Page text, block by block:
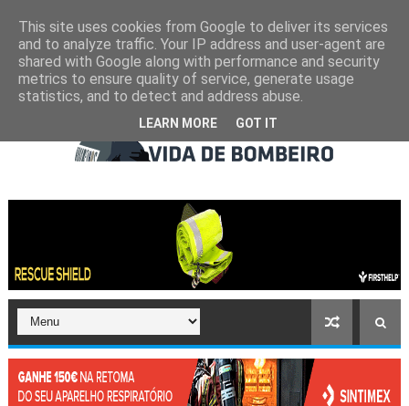
This site uses cookies from Google to deliver its services
and to analyze traffic. Your IP address and user-agent are
shared with Google along with performance and security
metrics to ensure quality of service, generate usage
statistics, and to detect and address abuse.
LEARN MORE GOT IT